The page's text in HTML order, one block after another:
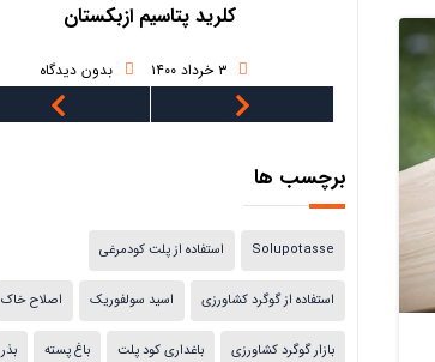
کلرید پتاسیم ازبکستان
بدون دیدگاه
برچسب ها
Solupotasse استفاده از پلت کودمرغی
استفاده از گوگرد کشاورزی اسید سولفوریک اصلاح خاک
بازار گوگرد کشاورزی باغداری کود پلت باغ پسته بذر